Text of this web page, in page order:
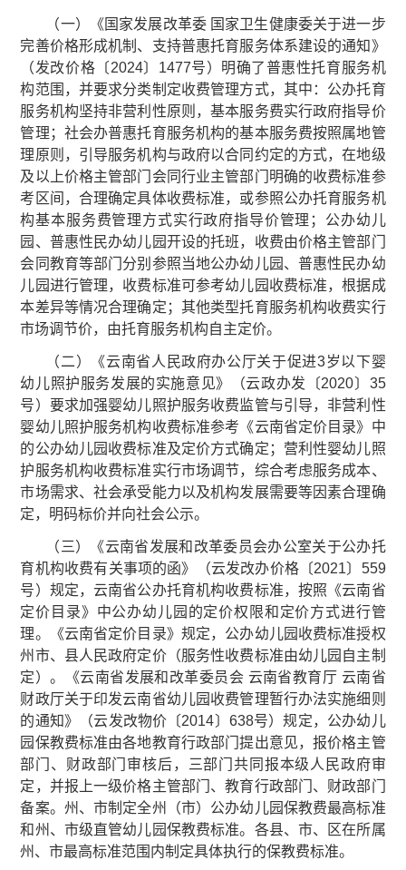
（一）《国家发展改革委 国家卫生健康委关于进一步
完善价格形成机制、支持普惠托育服务体系建设的通知》
（发改价格〔2024〕1477号）明确了普惠性托育服务机
构范围，并要求分类制定收费管理方式，其中：公办托育
服务机构坚持非营利性原则，基本服务费实行政府指导价
管理；社会办普惠托育服务机构的基本服务费按照属地管
理原则，引导服务机构与政府以合同约定的方式，在地级
及以上价格主管部门会同行业主管部门明确的收费标准参
考区间，合理确定具体收费标准，或参照公办托育服务机
构基本服务费管理方式实行政府指导价管理；公办幼儿
园、普惠性民办幼儿园开设的托班，收费由价格主管部门
会同教育等部门分别参照当地公办幼儿园、普惠性民办幼
儿园进行管理，收费标准可参考幼儿园收费标准，根据成
本差异等情况合理确定；其他类型托育服务机构收费实行
市场调节价，由托育服务机构自主定价。
（二）《云南省人民政府办公厅关于促进3岁以下婴
幼儿照护服务发展的实施意见》（云政办发〔2020〕35
号）要求加强婴幼儿照护服务收费监管与引导，非营利性
婴幼儿照护服务机构收费标准参考《云南省定价目录》中
的公办幼儿园收费标准及定价方式确定；营利性婴幼儿照
护服务机构收费标准实行市场调节，综合考虑服务成本、
市场需求、社会承受能力以及机构发展需要等因素合理确
定，明码标价并向社会公示。
（三）《云南省发展和改革委员会办公室关于公办托
育机构收费有关事项的函》（云发改办价格〔2021〕559
号）规定，云南省公办托育机构收费标准，按照《云南省
定价目录》中公办幼儿园的定价权限和定价方式进行管
理。《云南省定价目录》规定，公办幼儿园收费标准授权
州市、县人民政府定价（服务性收费标准由幼儿园自主制
定）。《云南省发展和改革委员会 云南省教育厅 云南省
财政厅关于印发云南省幼儿园收费管理暂行办法实施细则
的通知》（云发改物价〔2014〕638号）规定，公办幼儿
园保教费标准由各地教育行政部门提出意见，报价格主管
部门、财政部门审核后，三部门共同报本级人民政府审
定，并报上一级价格主管部门、教育行政部门、财政部门
备案。州、市制定全州（市）公办幼儿园保教费最高标准
和州、市级直管幼儿园保教费标准。各县、市、区在所属
州、市最高标准范围内制定具体执行的保教费标准。